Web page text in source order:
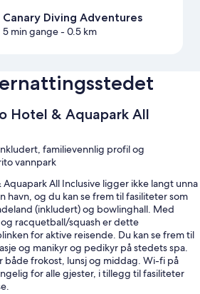
Canary Diving Adventures
5 min gange- 0.5 km
Hotel & Aquapark All
familievennlig profil og
vannpark
Aquapark All Inclusive ligger ikke langt unna
havn, og du kan se frem til fasiliteter som
(inkludert) og bowlinghall. Med
racquetball/squash er dette
for aktive reisende. Du kan se frem til
og manikyr og pedikyr på stedets spa.
både frokost, lunsj og middag. Wi-fi på
for alle gjester, i tillegg til fasiliteter